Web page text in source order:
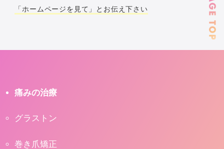
「ホームページを見て」とお伝え下さい
痛みの治療
グラストン
巻き爪矯正